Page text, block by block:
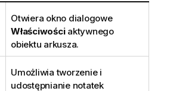
Otwiera okno dialogowe
Właściwościaktywnego
obiektu arkusza.
Umożliwia tworzenie i
udostępnianie notatek